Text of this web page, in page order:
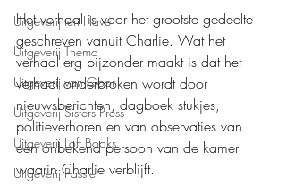
Uitgeverij ten Have
Uitgeverij Thema
Uitgeverij van Goor
Uitgeverij Sisters Press
Uitgeverij Loft Books
Uitgeverij Passie
Het verhaal is voor het grootste gedeelte
geschreven vanuit Charlie. Wat het
verhaal erg bijzonder maakt is dat het
verhaal onderbroken wordt door
nieuwsberichten, dagboek stukjes,
politieverhoren en van observaties van
een onbekend persoon van de kamer
waarin Charlie verblijft.